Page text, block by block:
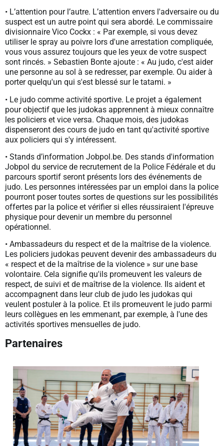
• L’attention pour l’autre. L’attention envers l'adversaire ou du
suspect est un autre point qui sera abordé. Le commissaire
divisionnaire Vico Cockx : « Par exemple, si vous devez
utiliser le spray au poivre lors d'une arrestation compliquée,
vous vous assurez toujours que les yeux de votre suspect
sont rincés. » Sebastien Bonte ajoute : « Au judo, c'est aider
une personne au sol à se redresser, par exemple. Ou aider à
porter quelqu'un qui s'est blessé sur le tatami. »
• Le judo comme activité sportive. Le projet a également
pour objectif que les judokas apprennent à mieux connaître
les policiers et vice versa. Chaque mois, des judokas
dispenseront des cours de judo en tant qu'activité sportive
aux policiers qui s'y intéressent.
• Stands d’information Jobpol.be. Des stands d'information
Jobpol du service de recrutement de la Police Fédérale et du
parcours sportif seront présents lors des événements de
judo. Les personnes intéressées par un emploi dans la police
pourront poser toutes sortes de questions sur les possibilités
offertes par la police et vérifier si elles réussiraient l'épreuve
physique pour devenir un membre du personnel
opérationnel.
• Ambassadeurs du respect et de la maîtrise de la violence.
Les policiers judokas peuvent devenir des ambassadeurs du
« respect et de la maîtrise de la violence » sur une base
volontaire. Cela signifie qu'ils promeuvent les valeurs de
respect, de suivi et de maîtrise de la violence. Ils aident et
accompagnent dans leur club de judo les judokas qui
veulent postuler à la police. Et ils promeuvent le judo parmi
leurs collègues en les emmenant, par exemple, à l'une des
activités sportives mensuelles de judo.
Partenaires